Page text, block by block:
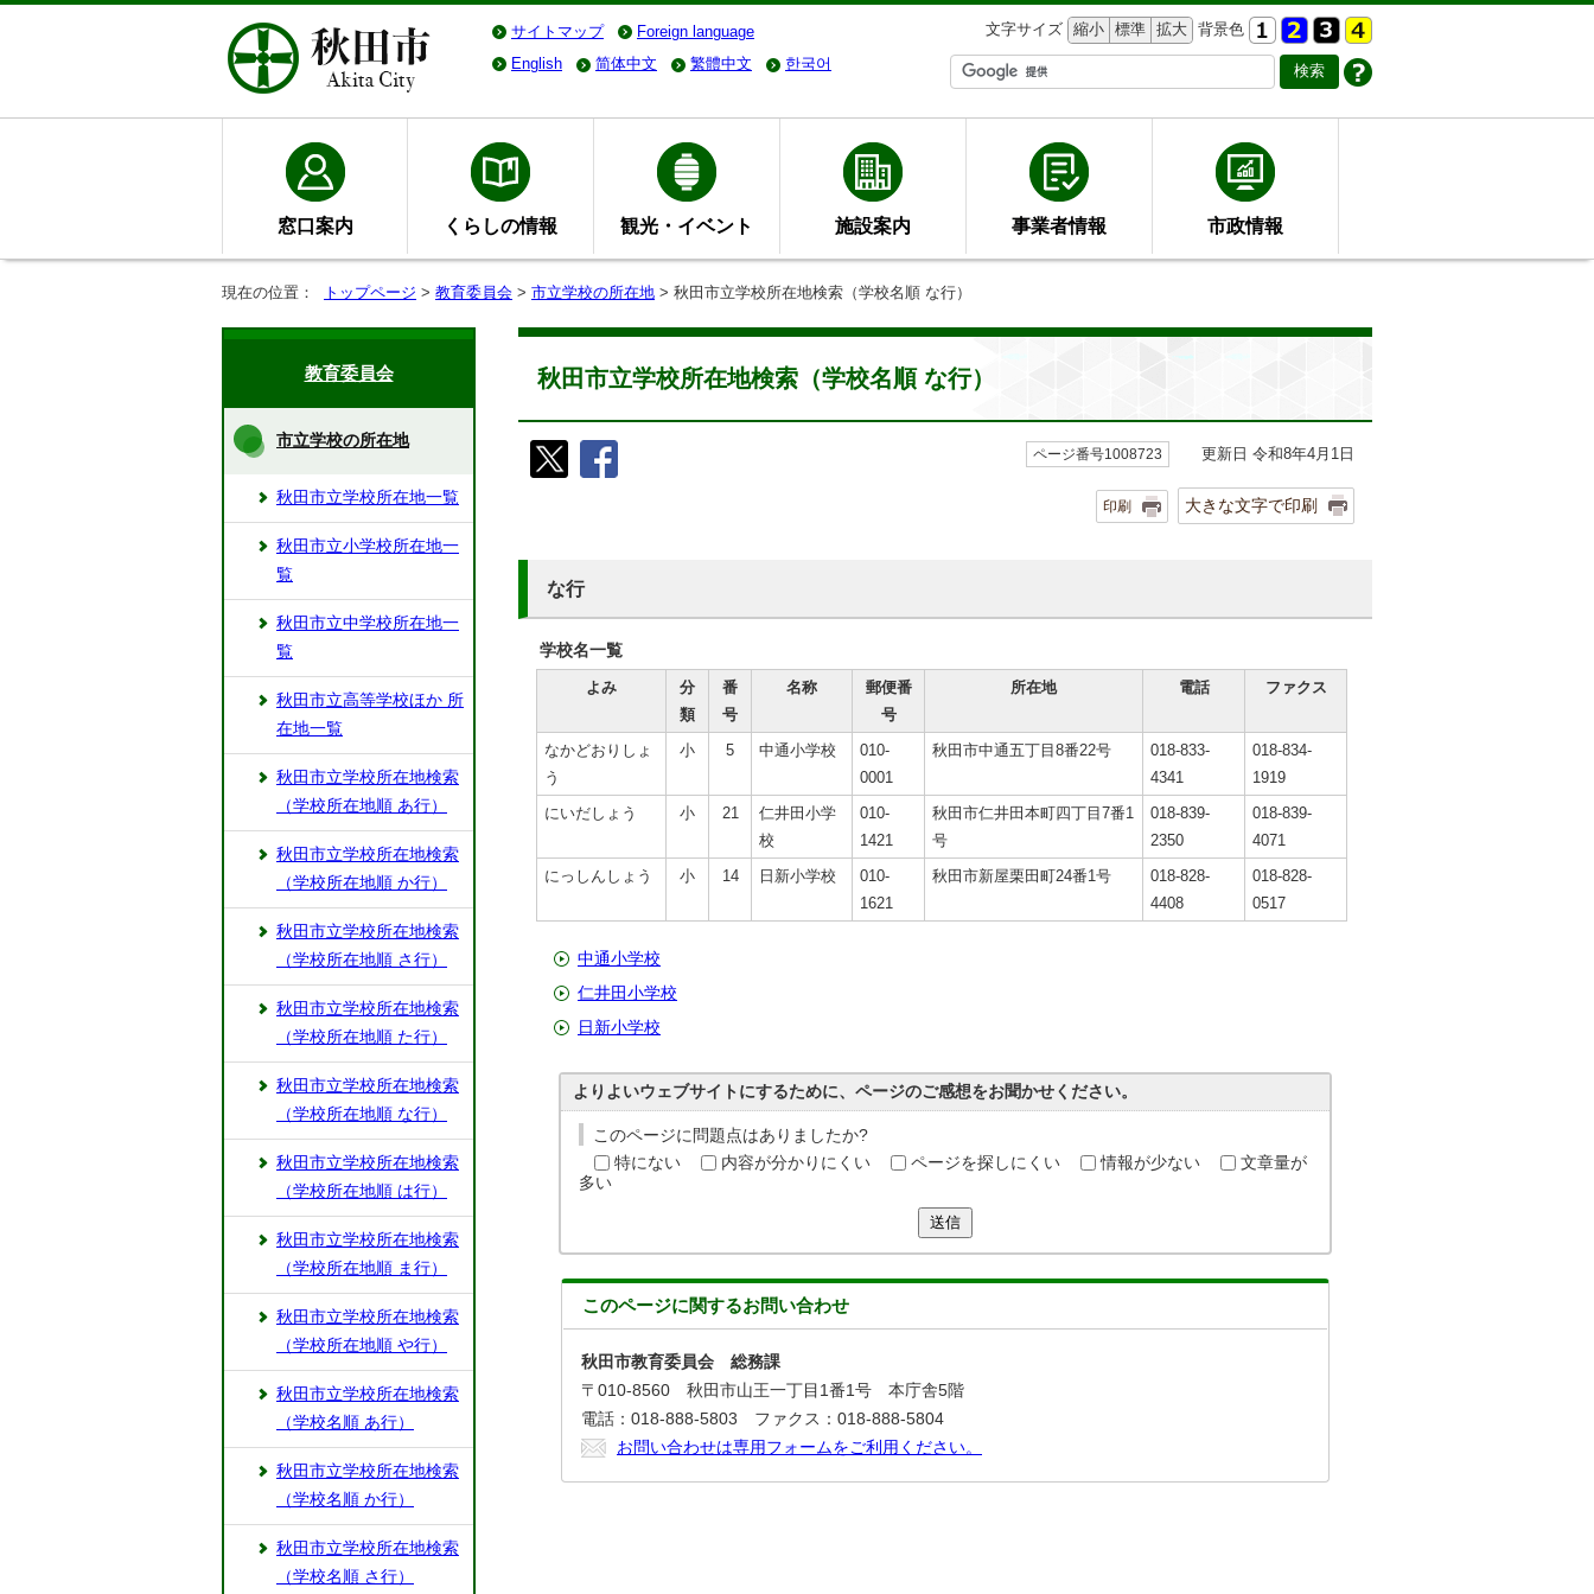
サイトマップ Foreign language 文字サイズ 縮小 標準 拡大 背景色
English
简体中文 繁體中文 한국어
窓口案内 くらしの情報 観光・イベント 施設案内 事業者情報 市政情報
現在の位置： トップページ > 教育委員会 > 市立学校の所在地 > 秋田市立学校所在地検索（学校名順 な行）
秋田市立学校所在地検索（学校名順 な行）
ページ番号1008723 更新日 令和8年4月1日
印刷 大きな文字で印刷
な行
学校名一覧
よみ
分
類
番
号
名称
郵便番
号
所在地 電話 ファクス
なかどおりしょ
う
小 5 中通小学校
010-
0001
秋田市中通五丁目8番22号
018-833-
4341
018-834-
1919
にいだしょう
小 21
仁井田小学
校
010-
1421
秋田市仁井田本町四丁目7番1
号
018-839-
2350
018-839-
4071
にっしんしょう
小 14 日新小学校
010-
1621
秋田市新屋栗田町24番1号
018-828-
4408
018-828-
0517
中通小学校
仁井田小学校
日新小学校
よりよいウェブサイトにするために、ページのご感想をお聞かせください。
このページに問題点はありましたか?
特にない
内容が分かりにくい ページを探しにくい 情報が少ない
文章量が
多い
送信
このページに関するお問い合わせ
秋田市教育委員会 総務課
〒010-8560 秋田市山王一丁目1番1号 本庁舎5階
電話：018-888-5803 ファクス：018-888-5804
お問い合わせは専用フォームをご利用ください。
教育委員会
市立学校の所在地
秋田市立学校所在地一覧
秋田市立小学校所在地一
覧
秋田市立中学校所在地一
覧
秋田市立高等学校ほか 所
在地一覧
秋田市立学校所在地検索
（学校所在地順 あ行）
秋田市立学校所在地検索
（学校所在地順 か行）
秋田市立学校所在地検索
（学校所在地順 さ行）
秋田市立学校所在地検索
（学校所在地順 た行）
秋田市立学校所在地検索
（学校所在地順 な行）
秋田市立学校所在地検索
（学校所在地順 は行）
秋田市立学校所在地検索
（学校所在地順 ま行）
秋田市立学校所在地検索
（学校所在地順 や行）
秋田市立学校所在地検索
（学校名順 あ行）
秋田市立学校所在地検索
（学校名順 か行）
秋田市立学校所在地検索
（学校名順 さ行）